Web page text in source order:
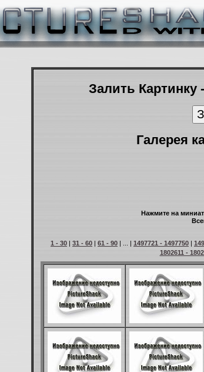
Залить Картинку
Галерея
Нажмите на
1 - 30 | 31 - 60 | 61 - 90 | ... | 1497721 - 1497750 |
1802611 -